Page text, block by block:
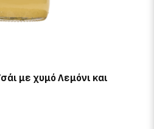
με χυμό Λεμόνι και